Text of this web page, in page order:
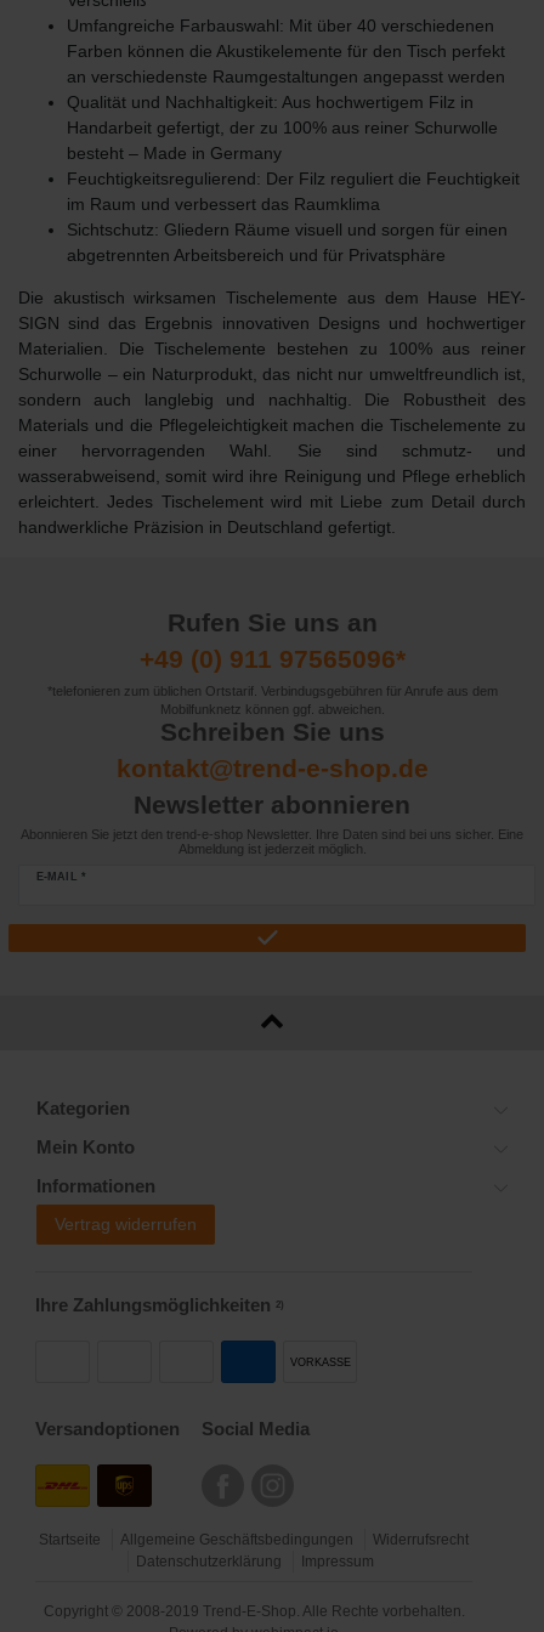
Umfangreiche Farbauswahl: Mit über 40 verschiedenen
Farben können die Akustikelemente für den Tisch perfekt
an verschiedenste Raumgestaltungen angepasst werden
Qualität und Nachhaltigkeit: Aus hochwertigem Filz in
Handarbeit gefertigt, der zu 100% aus reiner Schurwolle
besteht – Made in Germany
Feuchtigkeitsregulierend: Der Filz reguliert die Feuchtigkeit
im Raum und verbessert das Raumklima
Sichtschutz: Gliedern Räume visuell und sorgen für einen
abgetrennten Arbeitsbereich und für Privatsphäre
Die akustisch wirksamen Tischelemente aus dem Hause HEY-
SIGN sind das Ergebnis innovativen Designs und hochwertiger
Materialien. Die Tischelemente bestehen zu 100% aus reiner
Schurwolle – ein Naturprodukt, das nicht nur umweltfreundlich ist,
sondern auch langlebig und nachhaltig. Die Robustheit des
Materials und die Pflegeleichtigkeit machen die Tischelemente zu
einer hervorragenden Wahl. Sie sind schmutz- und
wasserabweisend, somit wird ihre Reinigung und Pflege erheblich
erleichtert. Jedes Tischelement wird mit Liebe zum Detail durch
handwerkliche Präzision in Deutschland gefertigt.
Rufen Sie uns an
+49 (0) 911 97565096*
*telefonieren zum üblichen Ortstarif. Verbindugsgebühren für Anrufe aus dem
Mobilfunknetz können ggf. abweichen.
Schreiben Sie uns
kontakt@trend-e-shop.de
Newsletter abonnieren
Abonnieren Sie jetzt den trend-e-shop Newsletter. Ihre Daten sind bei uns sicher. Eine
Abmeldung ist jederzeit möglich.
E-MAIL *
Kategorien
Mein Konto
Informationen
Vertrag widerrufen
Ihre Zahlungsmöglichkeiten 2)
VORKASSE
Versandoptionen Social Media
Startseite Allgemeine Geschäftsbedingungen
Widerrufsrecht
Datenschutzerklärung
Impressum
Copyright © 2008-2019 Trend-E-Shop. Alle Rechte vorbehalten.